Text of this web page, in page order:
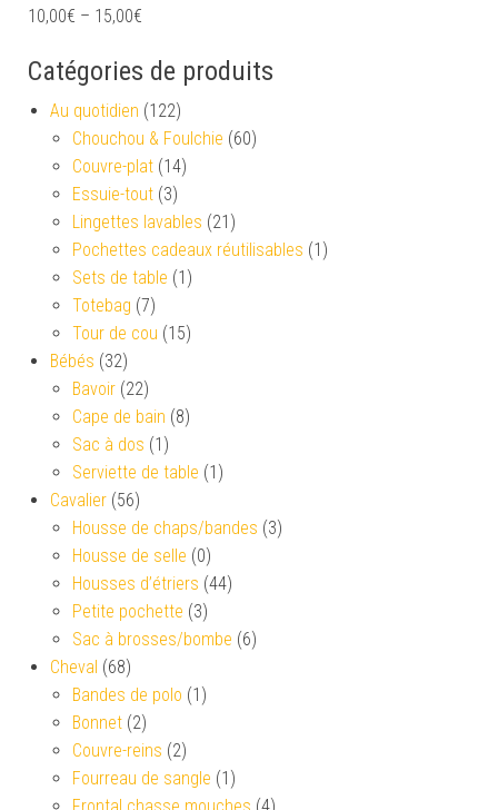
10,00€ – 15,00€
Catégories de produits
Au quotidien (122)
Chouchou & Foulchie (60)
Couvre-plat (14)
Essuie-tout (3)
Lingettes lavables (21)
Pochettes cadeaux réutilisables (1)
Sets de table (1)
Totebag (7)
Tour de cou (15)
Bébés (32)
Bavoir (22)
Cape de bain (8)
Sac à dos (1)
Serviette de table (1)
Cavalier (56)
Housse de chaps/bandes (3)
Housse de selle (0)
Housses d’étriers (44)
Petite pochette (3)
Sac à brosses/bombe (6)
Cheval (68)
Bandes de polo (1)
Bonnet (2)
Couvre-reins (2)
Fourreau de sangle (1)